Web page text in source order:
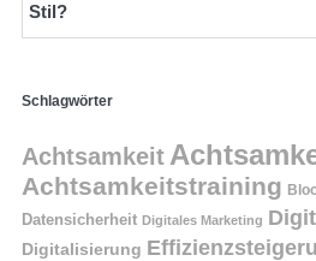
Stil?
Schlagwörter
Achtsamkeit
Achtsamkeitstraining
Datensicherheit Digitales Marketing
Digitalisierung